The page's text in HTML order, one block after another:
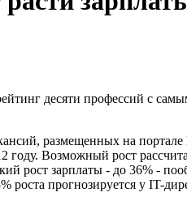
десяти профессий с
размещенных на
Возможный рост
рост зарплаты - до 36% -
прогнозируется у IT-